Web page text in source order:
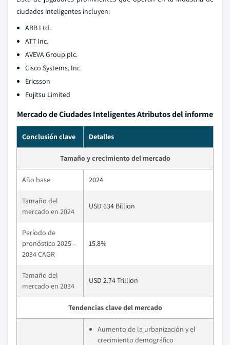
ciudades inteligentes incluyen:
ABB Ltd.
ATT Inc.
AVEVA Group plc.
Cisco Systems, Inc.
Ericsson
Fujitsu Limited
Mercado de Ciudades Inteligentes Atributos del informe
Conclusión clave Detalles
Tamaño y crecimiento del mercado
Año base 2024
Tamaño del
mercado en 2024
USD 634 Billion
Período de
pronóstico 2025 –
2034 CAGR
15.8%
Tamaño del
mercado en 2034
USD 2.74 Trillion
Tendencias clave del mercado
Aumento de la urbanización y el
crecimiento demográfico